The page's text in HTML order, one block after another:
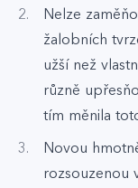
Nelze
žalobních
užší než
různě
tím měnila
Novou
rozsouzenou